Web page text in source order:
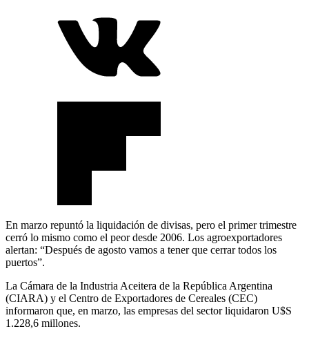
En marzo repuntó la liquidación de divisas, pero el primer trimestre
cerró lo mismo como el peor desde 2006. Los agroexportadores
alertan: “Después de agosto vamos a tener que cerrar todos los
puertos”.
La Cámara de la Industria Aceitera de la República Argentina
(CIARA) y el Centro de Exportadores de Cereales (CEC)
informaron que, en marzo, las empresas del sector liquidaron U$S
1.228,6 millones.